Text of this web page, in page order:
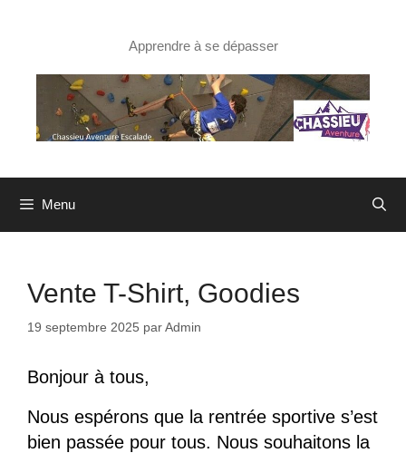
Apprendre à se dépasser
Menu
Vente T-Shirt, Goodies
19 septembre 2025 parAdmin
Bonjour à tous,
Nous espérons que la rentrée sportive s’est
bien passée pour tous. Nous souhaitons la